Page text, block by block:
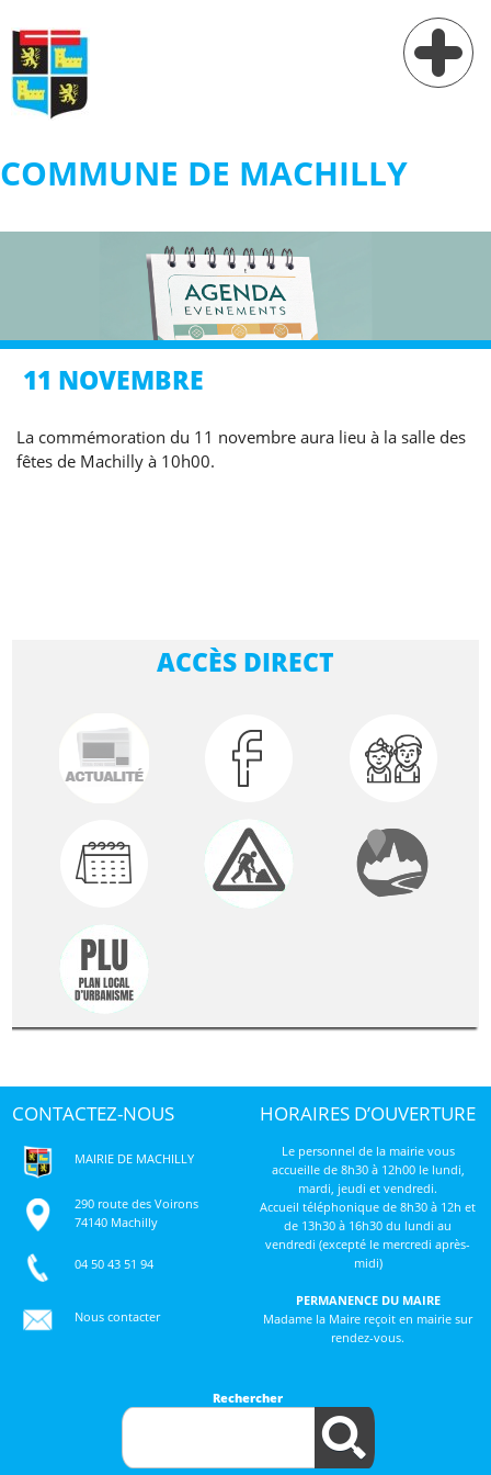
COMMUNE DE MACHILLY
Vie pratique
Services
Village
11 NOVEMBRE
La commémoration du 11 novembre aura lieu à la salle des
fêtes de Machilly à 10h00.
ACCÈS DIRECT
CONTACTEZ-NOUS
MAIRIE DE MACHILLY
290 route des Voirons
74140 Machilly
04 50 43 51 94
Nous contacter
HORAIRES D’OUVERTURE
Le personnel de la mairie vous
accueille de 8h30 à 12h00 le lundi,
mardi, jeudi et vendredi.
Accueil téléphonique de 8h30 à 12h et
de 13h30 à 16h30 du lundi au
vendredi (excepté le mercredi après-
midi)
PERMANENCE DU MAIRE
Madame la Maire reçoit en mairie sur
rendez-vous.
Rechercher